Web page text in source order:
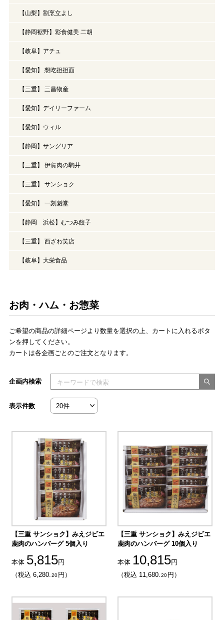
【山梨】割烹立よし
【静岡裾野】彩食健美 二胡
【岐阜】アチュ
【愛知】 想吃担担面
【三重】 三昌物産
【愛知】デイリーファーム
【愛知】ウィル
【静岡】サングリア
【三重】 伊賀肉の駒井
【三重】 サンショク
【愛知】 一刻魁堂
【静岡 浜松】むつみ餃子
【三重】 西ざわ笑店
【岐阜】大栄食品
お肉・ハム・お惣菜
ご希望の商品の詳細ページより数量を選択の上、カートに入れるボタ
ンを押してください。
カートは各企画ごとのご注文となります。
検索キーワードを入力してください
企画内検索
表示件数
【三重 サンショク】みえジビエ
鹿肉のハンバーグ 5個入り
本体 5,815円
（税込 6,280.20 円）
【三重 サンショク】みえジビエ
鹿肉のハンバーグ 10個入り
本体 10,815円
（税込 11,680.20 円）